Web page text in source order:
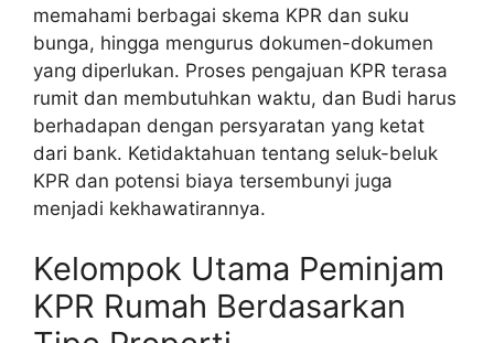
memahami berbagai skema KPR dan suku
bunga, hingga mengurus dokumen-dokumen
yang diperlukan. Proses pengajuan KPR terasa
rumit dan membutuhkan waktu, dan Budi harus
berhadapan dengan persyaratan yang ketat
dari bank. Ketidaktahuan tentang seluk-beluk
KPR dan potensi biaya tersembunyi juga
menjadi kekhawatirannya.
Kelompok Utama Peminjam
KPR Rumah Berdasarkan